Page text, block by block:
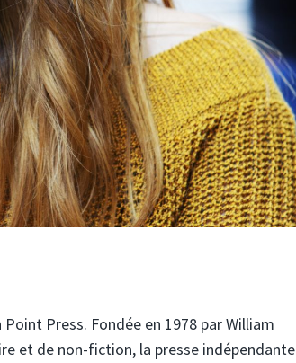
Press. Fondée en 1978 par William
et de non-fiction, la presse indépendante